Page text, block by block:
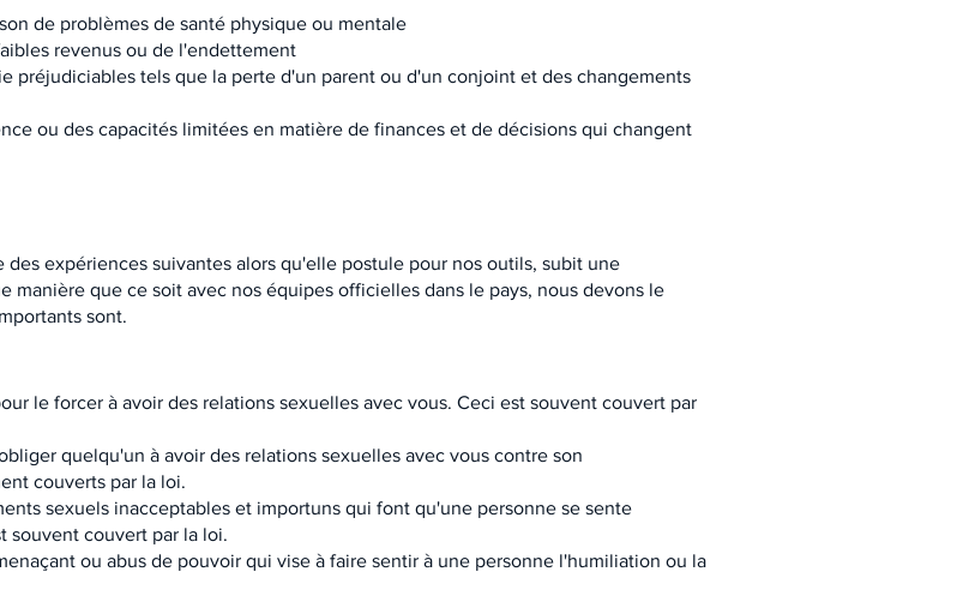
de problèmes de santé physique ou mentale
revenus ou de l'endettement
préjudiciables tels que la perte d'un parent ou d'un conjoint et des changements
ou des capacités limitées en matière de finances et de décisions qui changent
expériences suivantes alors qu'elle postule pour nos outils, subit une
que ce soit avec nos équipes officielles dans le pays, nous devons le
sont.
le forcer à avoir des relations sexuelles avec vous. Ceci est souvent couvert par
quelqu'un à avoir des relations sexuelles avec vous contre son
couverts par la loi.
sexuels inacceptables et importuns qui font qu'une personne se sente
souvent couvert par la loi.
ou abus de pouvoir qui vise à faire sentir à une personne l'humiliation ou la